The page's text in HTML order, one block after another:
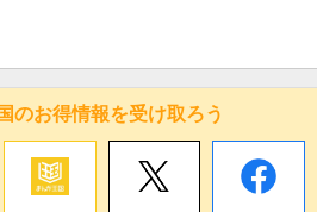
のお得情報を受け取ろう